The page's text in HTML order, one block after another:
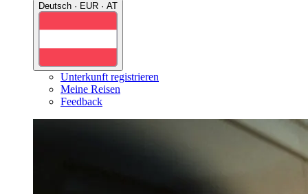
Deutsch · EUR · AT
Unterkunft registrieren
Meine Reisen
Feedback